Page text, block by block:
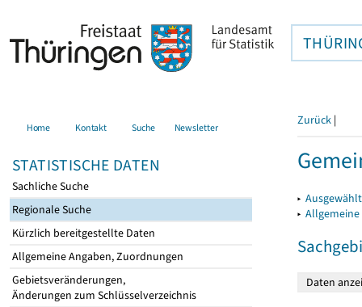
Home Kontakt Suche Newsletter
STATISTISCHE DATEN
Sachliche Suche
Regionale Suche
Kürzlich bereitgestellte Daten
Allgemeine Angaben, Zuordnungen
Gebietsveränderungen,
Änderungen zum Schlüsselverzeichnis
Zurück |
▸
▸